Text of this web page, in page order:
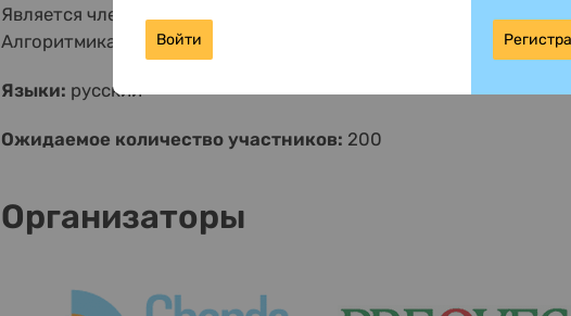
Является членом Советов директоров компаний ivi, NtechLab,
Алгоритмика, Deliver, КАРО Фильм, World Class, Dostavista.
Языки: русский
Ожидаемое количество участников: 200
Организаторы
Войти